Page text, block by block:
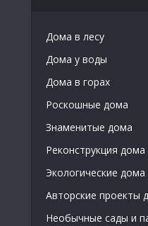
Дома в лесу
Дома у воды
Дома в горах
Роскошные дома
Знаменитые дома
Реконструкция дома
Экологические дома
Авторские проекты
Необычные сады и